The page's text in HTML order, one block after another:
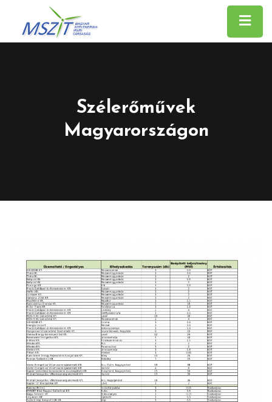
Szélerőművek
Magyarországon